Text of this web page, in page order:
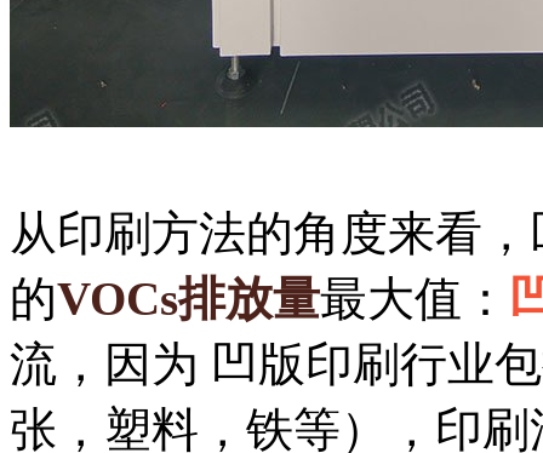
从印刷方法的角度来看
的VOCs排放量最大值：
流，因为 凹版印刷行业
张，塑料，铁等），印